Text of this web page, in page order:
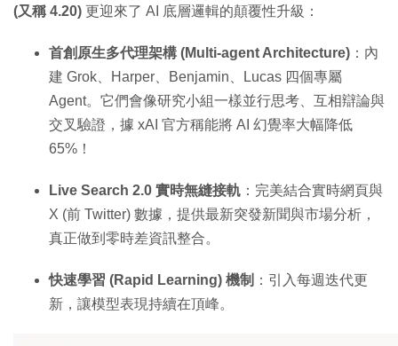
(又稱 4.20) 更迎來了 AI 底層邏輯的顛覆性升級：
首創原生多代理架構 (Multi-agent Architecture) ：內
建 Grok、Harper、Benjamin、Lucas 四個專屬
Agent。它們會像研究小組一樣並行思考、互相辯論與
交叉驗證，據 xAI 官方稱能將 AI 幻覺率大幅降低
65%！
Live Search 2.0 實時無縫接軌 ：完美結合實時網頁與
X (前 Twitter) 數據，提供最新突發新聞與市場分析，
真正做到零時差資訊整合。
快速學習 (Rapid Learning) 機制 ：引入每週迭代更
新，讓模型表現持續在頂峰。